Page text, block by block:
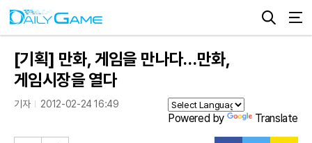
[기획] 만화, 게임을 만나다…만화,
게임시장을 열다
기자 2012-02-24 16:49
Powered by Translate